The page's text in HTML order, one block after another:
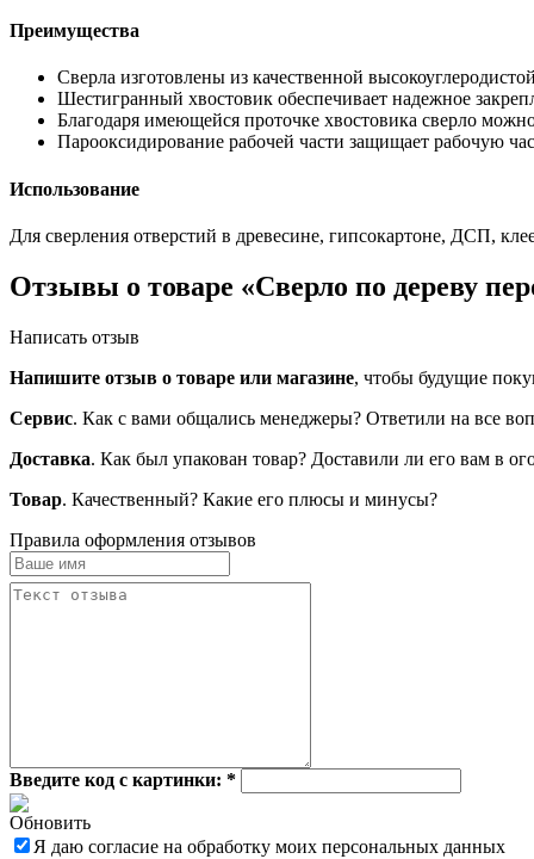
Преимущества
Сверла изготовлены из качественной
Шестигранный хвостовик обеспечивает надежное
Благодаря имеющейся проточке хвостовика сверло
Парооксидирование рабочей части защищает рабочую
Использование
Для сверления отверстий в древесине, гипсокартоне, ДСП,
Отзывы о товаре «Cверло по дереву
Написать отзыв
Напишите отзыв о товаре или магазине, чтобы будущие
Сервис. Как с вами общались менеджеры? Ответили на все
Доставка. Как был упакован товар? Доставили ли его вам в
Товар. Качественный? Какие его плюсы и минусы?
Правила оформления отзывов
Введите код с картинки: *
Обновить
Я даю согласие на обработку моих персональных данных